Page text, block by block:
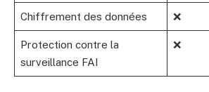
Chiffrement des données ❌
Protection contre la
surveillance FAI
❌